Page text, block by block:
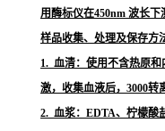
用酶标仪在450nm 波长下
样品收集、处理及保存方
1. 血清：使用不含热原和
激，收集血液后，3000转
2. 血浆：EDTA、柠檬酸